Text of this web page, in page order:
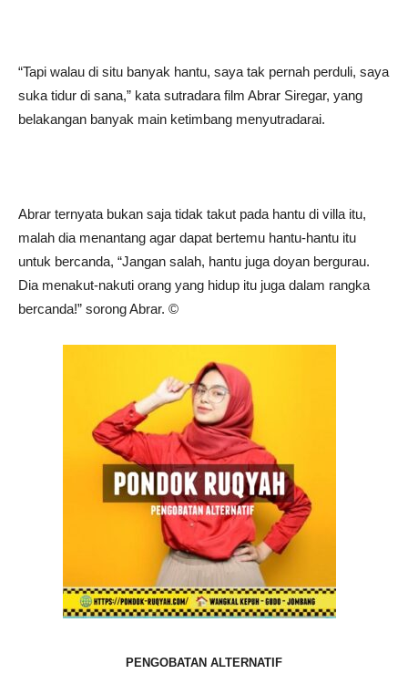
“Tapi walau di situ banyak hantu, saya tak pernah perduli, saya
suka tidur di sana,” kata sutradara film Abrar Siregar, yang
belakangan banyak main ketimbang menyutradarai.
Abrar ternyata bukan saja tidak takut pada hantu di villa itu,
malah dia menantang agar dapat bertemu hantu-hantu itu
untuk bercanda, “Jangan salah, hantu juga doyan bergurau.
Dia menakut-nakuti orang yang hidup itu juga dalam rangka
bercanda!” sorong Abrar. ©️
PENGOBATAN ALTERNATIF